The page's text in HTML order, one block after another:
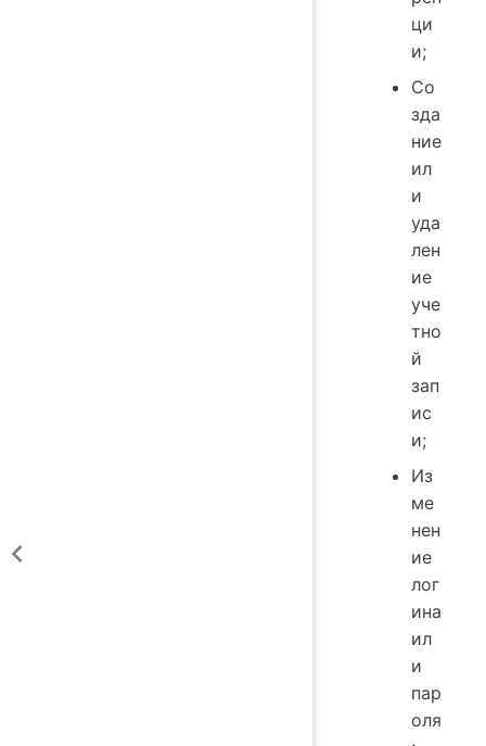
ци
и;
Со
зда
ние
ил
и
уда
лен
ие
уче
тно
й
зап
ис
и;
Из
ме
нен
ие
лог
ина
ил
и
пар
оля